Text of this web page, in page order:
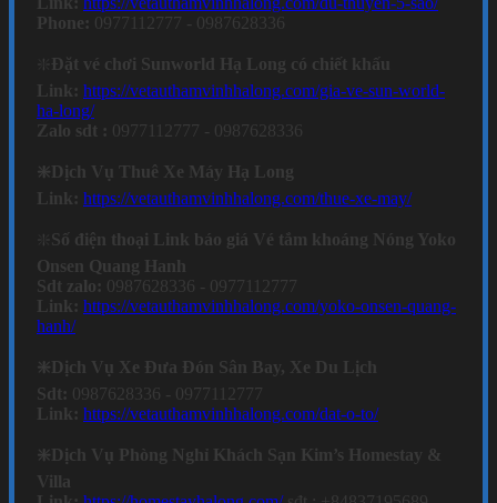
Phone: 0977112777 - 0987628336
❇️ Đặt vé chơi Sunworld Hạ Long có chiết khấu
Link: https://vetauthamvinhhalong.com/gia-ve-sun-world-
ha-long/
Zalo sdt : 0977112777 - 0987628336
❇️Dịch Vụ Thuê Xe Máy Hạ Long
Link: https://vetauthamvinhhalong.com/thue-xe-may/
❇️ Số điện thoại Link báo giá Vé tắm khoáng Nóng Yoko
Onsen Quang Hanh
Sdt zalo: 0987628336 - 0977112777
Link: https://vetauthamvinhhalong.com/yoko-onsen-quang-
hanh/
❇️Dịch Vụ Xe Đưa Đón Sân Bay, Xe Du Lịch
Sdt: 0987628336 - 0977112777
Link: https://vetauthamvinhhalong.com/dat-o-to/
❇️Dịch Vụ Phòng Nghỉ Khách Sạn Kim’s Homestay &
Villa